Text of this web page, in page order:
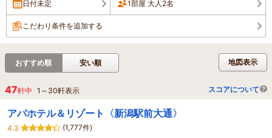
日付未定 1部屋 大人2名
こだわり条件を追加する
地図表示
おすすめ順 安い順
47軒中 1 ～ 30軒表示 スコアについて
アパホテル＆リゾート〈新潟駅前大通〉
4.3
(1,777件)